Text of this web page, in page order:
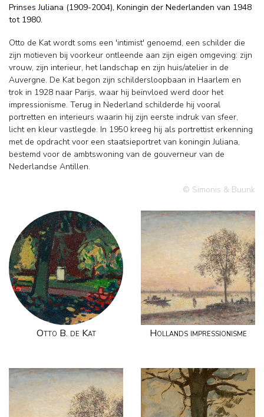
Prinses Juliana (1909-2004), Koningin der Nederlanden van 1948
tot 1980.
Otto de Kat wordt soms een 'intimist' genoemd, een schilder die
zijn motieven bij voorkeur ontleende aan zijn eigen omgeving: zijn
vrouw, zijn interieur, het landschap en zijn huis/atelier in de
Auvergne. De Kat begon zijn schildersloopbaan in Haarlem en
trok in 1928 naar Parijs, waar hij beïnvloed werd door het
impressionisme. Terug in Nederland schilderde hij vooral
portretten en interieurs waarin hij zijn eerste indruk van sfeer,
licht en kleur vastlegde. In 1950 kreeg hij als portrettist erkenning
met de opdracht voor een staatsieportret van koningin Juliana,
bestemd voor de ambtswoning van de gouverneur van de
Nederlandse Antillen.
© Simonis & Buunk
Otto B. de Kat Hollands impressionisme